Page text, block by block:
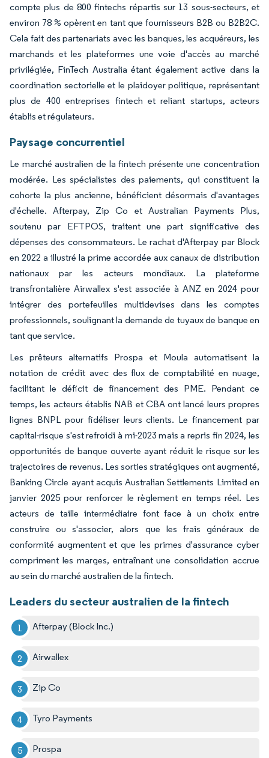
compte plus de 800 fintechs répartis sur 13 sous-secteurs, et
environ 78 % opèrent en tant que fournisseurs B2B ou B2B2C.
Cela fait des partenariats avec les banques, les acquéreurs, les
marchands et les plateformes une voie d'accès au marché
privilégiée, FinTech Australia étant également active dans la
coordination sectorielle et le plaidoyer politique, représentant
plus de 400 entreprises fintech et reliant startups, acteurs
établis et régulateurs.
Paysage concurrentiel
Le marché australien de la fintech présente une concentration
modérée. Les spécialistes des paiements, qui constituent la
cohorte la plus ancienne, bénéficient désormais d'avantages
d'échelle. Afterpay, Zip Co et Australian Payments Plus,
soutenu par EFTPOS, traitent une part significative des
dépenses des consommateurs. Le rachat d'Afterpay par Block
en 2022 a illustré la prime accordée aux canaux de distribution
nationaux par les acteurs mondiaux. La plateforme
transfrontalière Airwallex s'est associée à ANZ en 2024 pour
intégrer des portefeuilles multidevises dans les comptes
professionnels, soulignant la demande de tuyaux de banque en
tant que service.
Les prêteurs alternatifs Prospa et Moula automatisent la
notation de crédit avec des flux de comptabilité en nuage,
facilitant le déficit de financement des PME. Pendant ce
temps, les acteurs établis NAB et CBA ont lancé leurs propres
lignes BNPL pour fidéliser leurs clients. Le financement par
capital-risque s'est refroidi à mi-2023 mais a repris fin 2024, les
opportunités de banque ouverte ayant réduit le risque sur les
trajectoires de revenus. Les sorties stratégiques ont augmenté,
Banking Circle ayant acquis Australian Settlements Limited en
janvier 2025 pour renforcer le règlement en temps réel. Les
acteurs de taille intermédiaire font face à un choix entre
construire ou s'associer, alors que les frais généraux de
conformité augmentent et que les primes d'assurance cyber
compriment les marges, entraînant une consolidation accrue
au sein du marché australien de la fintech.
Leaders du secteur australien de la fintech
Afterpay (Block Inc.)
Airwallex
Zip Co
Tyro Payments
Prospa